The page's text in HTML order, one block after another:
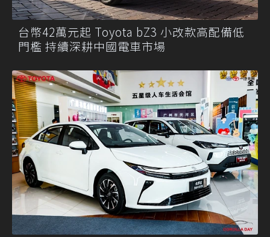
台幣42萬元起 Toyota bZ3 小改款高配備低
門檻 持續深耕中國電車市場